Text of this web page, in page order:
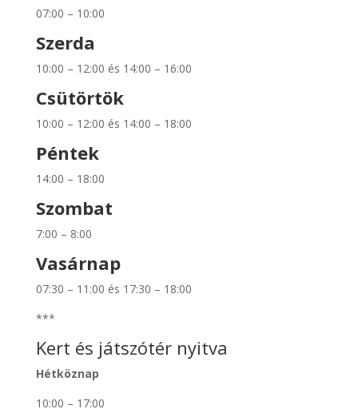
07:00 – 10:00
Szerda
10:00 – 12:00 és 14:00 – 16:00
Csütörtök
10:00 – 12:00 és 14:00 – 18:00
Péntek
14:00 – 18:00
Szombat
7:00 – 8:00
Vasárnap
07:30 – 11:00 és 17:30 – 18:00
***
Kert és játszótér nyitva
Hétköznap
10:00 – 17:00